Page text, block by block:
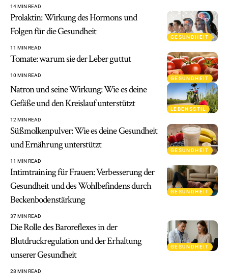
14 MIN READ
GESUNDHEIT
Prolaktin: Wirkung des Hormons und
Folgen für die Gesundheit
11 MIN READ
GESUNDHEIT
Tomate: warum sie der Leber guttut
10 MIN READ
LEBENSSTIL
Natron und seine Wirkung: Wie es deine
Gefäße und den Kreislauf unterstützt
12 MIN READ
GESUNDHEIT
Süßmolkenpulver: Wie es deine Gesundheit
und Ernährung unterstützt
11 MIN READ
GESUNDHEIT
Intimtraining für Frauen: Verbesserung der
Gesundheit und des Wohlbefindens durch
Beckenbodenstärkung
37 MIN READ
GESUNDHEIT
Die Rolle des Baroreflexes in der
Blutdruckregulation und der Erhaltung
unserer Gesundheit
28 MIN READ